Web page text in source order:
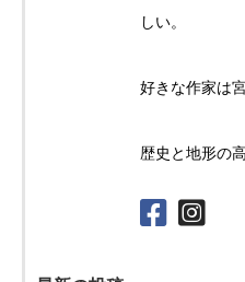
しい。
好きな作家は
歴史と地形の